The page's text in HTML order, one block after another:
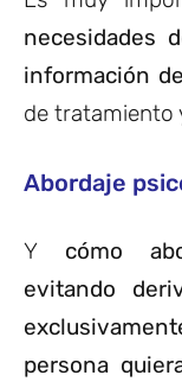
necesidades
información
de tratamiento
Abordaje
Y cómo
evitando
persona